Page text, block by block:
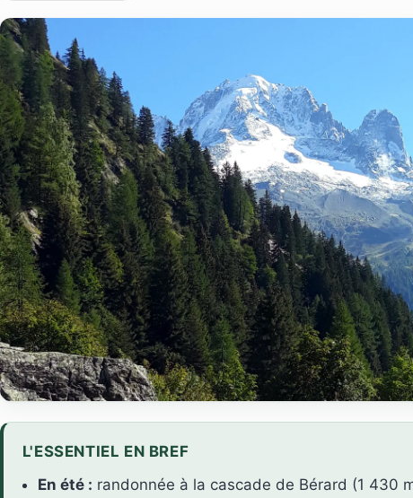
L'ESSENTIEL EN BREF
En été : randonnée à la cascade de Bérard (1 430